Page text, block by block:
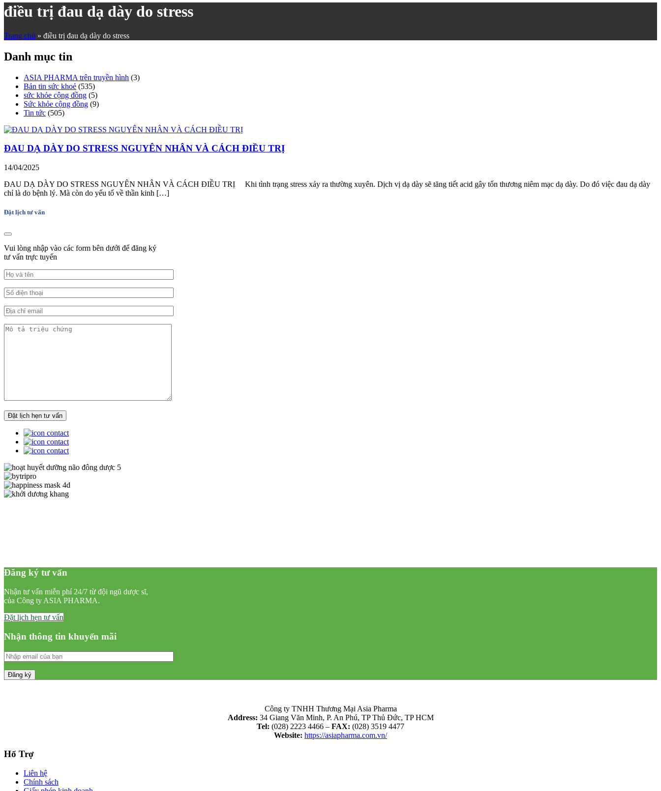
điều trị đau dạ dày do stress
Trang chủ » điều trị đau dạ dày do stress
Danh mục tin
ASIA PHARMA trên truyền hình (3)
Bản tin sức khoẻ (535)
sức khỏe cộng đồng (5)
Sức khỏe cộng đồng (9)
Tin tức (505)
ĐAU DẠ DÀY DO STRESS NGUYÊN NHÂN VÀ CÁCH ĐIỀU TRỊ
14/04/2025
ĐAU DẠ DÀY DO STRESS NGUYÊN NHÂN VÀ CÁCH ĐIỀU TRỊ Khi tình trạng stress xảy ra thường xuyên. Dịch vị dạ dày sẽ tăng tiết acid gây tổn thương niêm mạc dạ dày. Do đó việc đau dạ dày
chỉ là do bệnh lý. Mà còn do yếu tố về thần kinh […]
Đặt lịch tư vấn
Vui lòng nhập vào các form bên dưới để đăng ký
tư vấn trực tuyến
Đăng ký tư vấn
Nhận tư vấn miễn phí 24/7 từ đội ngũ dược sĩ,
của Công ty ASIA PHARMA.
Đặt lịch hẹn tư vấn
Nhận thông tin khuyến mãi
Công ty TNHH Thương Mại Asia Pharma
Address: 34 Giang Văn Minh, P. An Phú, TP Thủ Đức, TP HCM
Tel: (028) 2223 4466 – FAX: (028) 3519 4477
Website: https://asiapharma.com.vn/
Hổ Trợ
Liên hệ
Chính sách